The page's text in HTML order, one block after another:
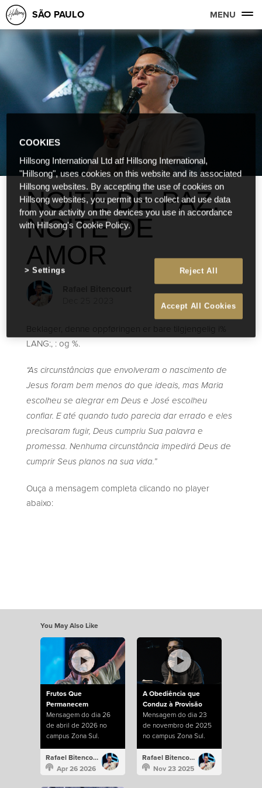
SÃO PAULO MENU
NOITE DE PAZ,
NOITE DE
AMOR
Beklager, denne oppføringen er bare tilgjengelig i%
LANG:, : og %.
“As circunstâncias que envolveram o nascimento de
Jesus foram bem menos do que ideais, mas Maria
escolheu se alegrar em Deus e José escolheu
confiar. E até quando tudo parecia dar errado e eles
precisaram fugir, Deus cumpriu Sua palavra e
promessa. Nenhuma circunstância impedirá Deus de
cumprir Seus planos na sua vida.”
Ouça a mensagem completa clicando no player
abaixo:
You May Also Like
Frutos Que
Permanecem
Mensagem do dia 26
de abril de 2026 no
campus Zona Sul.
Rafael Bitencourt
Apr 26 2026
A Obediência que
Conduz à Provisão
Mensagem do dia 23
de novembro de 2025
no campus Zona Sul.
Rafael Bitencourt
Nov 23 2025
COOKIES
Hillsong International Ltd atf Hillsong International,
"Hillsong", uses cookies on this website and its associated
Hillsong websites. By accepting the use of cookies on
Hillsong websites, you permit us to collect and use data
from your activity on the devices you use in accordance
with Hillsong's Cookie Policy.
Reject All
Accept All Cookies
Settings